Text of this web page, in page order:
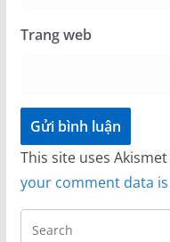
Trang web
This site uses
your comment data